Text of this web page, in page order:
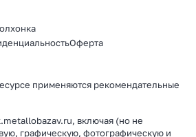
Оферта
применяются рекомендательные
включая (но не
графическую, фотографическую и